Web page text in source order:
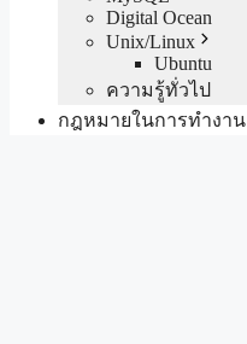
Digital Ocean
Unix/Linux
Ubuntu
ความรู้ทั่วไป
กฎหมายในการทำงาน